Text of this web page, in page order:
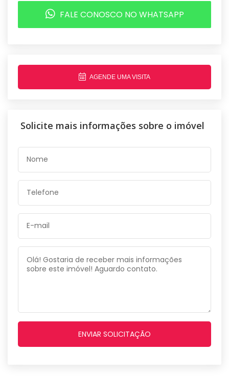
FALE CONOSCO NO WHATSAPP
AGENDE UMA VISITA
Solicite mais informações sobre o imóvel